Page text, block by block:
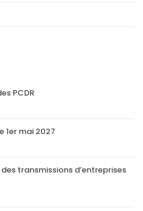
PCDR
1er mai 2027
transmissions d’entreprises